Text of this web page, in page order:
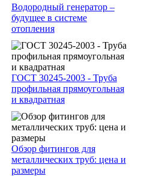
Водородный генератор –
будущее в системе
отопления
ГОСТ 30245-2003 - Труба
профильная прямоугольная
и квадратная
Обзор фитингов для
металлических труб: цена и
размеры